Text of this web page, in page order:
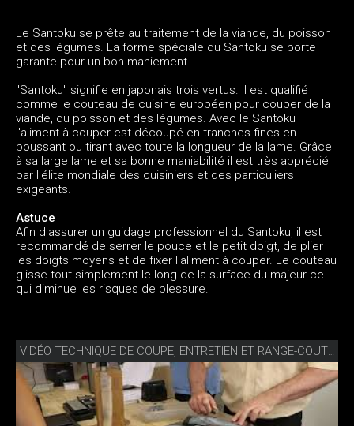
Le Santoku se prête au traitement de la viande, du poisson
et des légumes. La forme spéciale du Santoku se porte
garante pour un bon maniement.
"Santoku" signifie en japonais trois vertus. Il est qualifié
comme le couteau de cuisine européen pour couper de la
viande, du poisson et des légumes. Avec le Santoku
l'aliment à couper est découpé en tranches fines en
poussant ou tirant avec toute la longueur de la lame. Grâce
à sa large lame et sa bonne maniabilité il est très apprécié
par l'élite mondiale des cuisiniers et des particuliers
exigeants.
Astuce
Afin d'assurer un guidage professionnel du Santoku, il est
recommandé de serrer le pouce et le petit doigt, de plier
les doigts moyens et de fixer l'aliment à couper. Le couteau
glisse tout simplement le long de la surface du majeur ce
qui diminue les risques de blessure.